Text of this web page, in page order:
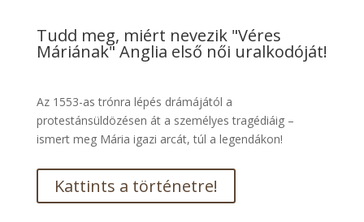
Tudd meg, miért nevezik "Véres
Máriának" Anglia első női uralkodóját!
Az 1553-as trónra lépés drámájától a
protestánsüldözésen át a személyes tragédiáig –
ismert meg Mária igazi arcát, túl a legendákon!
Kattints a történetre!